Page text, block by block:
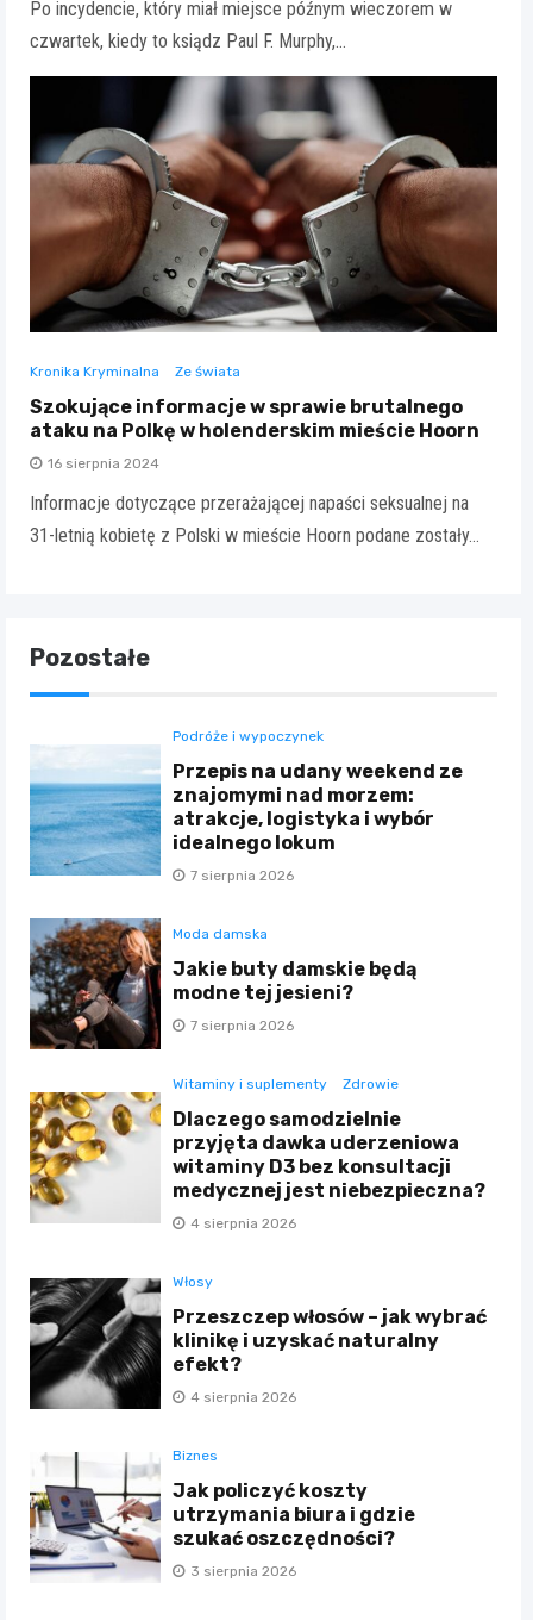
Po incydencie, który miał miejsce późnym wieczorem w
czwartek, kiedy to ksiądz Paul F. Murphy,…
Kronika Kryminalna Ze świata
Szokujące informacje w sprawie brutalnego
ataku na Polkę w holenderskim mieście Hoorn
16 sierpnia 2024
Informacje dotyczące przerażającej napaści seksualnej na
31-letnią kobietę z Polski w mieście Hoorn podane zostały…
Pozostałe
Podróże i wypoczynek
Przepis na udany weekend ze
znajomymi nad morzem:
atrakcje, logistyka i wybór
idealnego lokum
7 sierpnia 2026
Moda damska
Jakie buty damskie będą
modne tej jesieni?
7 sierpnia 2026
Witaminy i suplementy Zdrowie
Dlaczego samodzielnie
przyjęta dawka uderzeniowa
witaminy D3 bez konsultacji
medycznej jest niebezpieczna?
4 sierpnia 2026
Włosy
Przeszczep włosów – jak wybrać
klinikę i uzyskać naturalny
efekt?
4 sierpnia 2026
Biznes
Jak policzyć koszty
utrzymania biura i gdzie
szukać oszczędności?
3 sierpnia 2026